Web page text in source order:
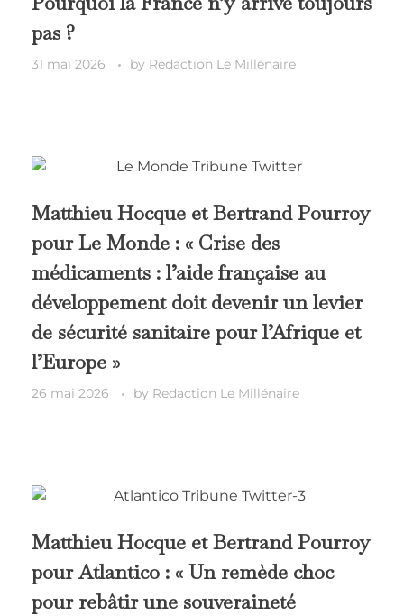
pas ?
31 mai 2026 by Redaction Le Millénaire
Matthieu Hocque et Bertrand Pourroy
pour Le Monde : « Crise des
médicaments : l’aide française au
développement doit devenir un levier
de sécurité sanitaire pour l’Afrique et
l’Europe »
26 mai 2026 by Redaction Le Millénaire
Matthieu Hocque et Bertrand Pourroy
pour Atlantico : « Un remède choc
pour rebâtir une souveraineté